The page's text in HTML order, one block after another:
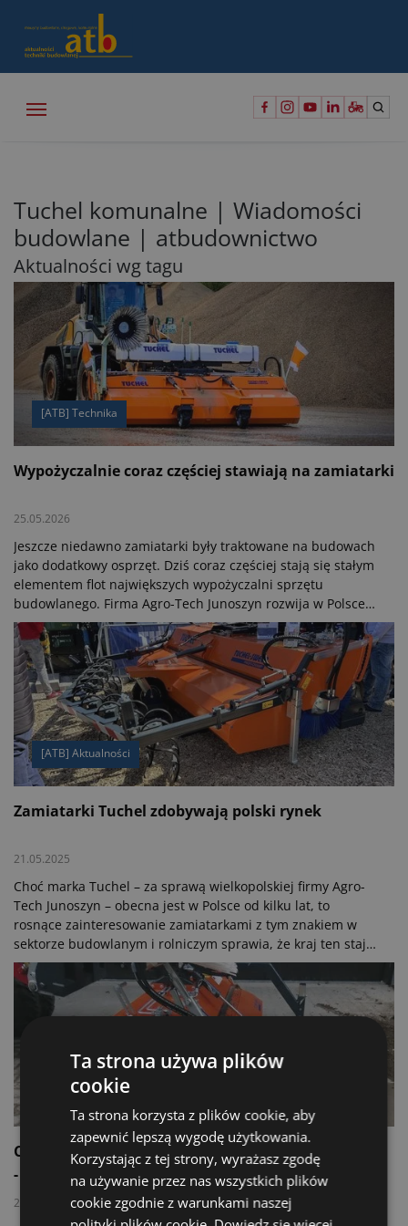
Tuchel komunalne | Wiadomości
budowlane | atbudownictwo
Aktualności wg tagu
[ATB] Technika
Wypożyczalnie coraz częściej stawiają na zamiatarki
25.05.2026
Jeszcze niedawno zamiatarki były traktowane na budowach
jako dodatkowy osprzęt. Dziś coraz częściej stają się stałym
elementem flot największych wypożyczalni sprzętu
budowlanego. Firma Agro-Tech Junoszyn rozwija w Polsce
ofertę przemysłowych zamiatarek Tuchel Maschinenbau,
kierując ją do rynku rentalowego, infrastruktury i
przemysłu ciężkiego. Kluczowe w tym wypadku są: trwałość
heavy-duty, szybka adaptacja do różnych nośników, niskie
koszty i możliwość intensywnej eksploatacji.
[ATB] Aktualności
Zamiatarki Tuchel zdobywają polski rynek
21.05.2025
Choć marka Tuchel – za sprawą wielkopolskiej firmy Agro-
Tech Junoszyn – obecna jest w Polsce od kilku lat, to
rosnące zainteresowanie zamiatarkami z tym znakiem w
sektorze budowlanym i rolniczym sprawia, że kraj ten staje
się jednym z kluczowych rynków w jej strategii rozwoju. O
czym zapewnia Christian Schulte, szef działu eksportu
firmy Tuchel.
[ATB] Technika
Czyste drogi z zamiatarką Tuchel Sweep Eco Pro 520
- 180
28.04.2022
Ta strona używa plików
cookie
Ta strona korzysta z plików cookie, aby
zapewnić lepszą wygodę użytkowania.
Korzystając z tej strony, wyrażasz zgodę
na używanie przez nas wszystkich plików
cookie zgodnie z warunkami naszej